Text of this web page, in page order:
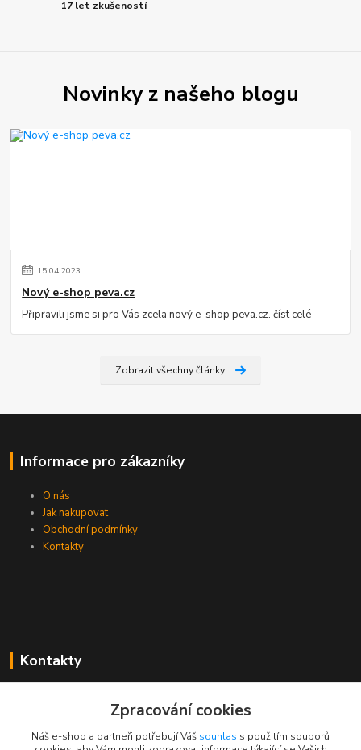
17 let zkušeností
Novinky z našeho blogu
15.04.2023
Nový e-shop peva.cz
Připravili jsme si pro Vás zcela nový e-shop peva.cz.číst celé
Zobrazit všechny články
Informace pro zákazníky
O nás
Jak nakupovat
Obchodní podmínky
Kontakty
Kontakty
+420 733 530 378
(Po-Pá, 8-15 hod.)
Zpracování cookies
Náš e-shop a partneři potřebují Váš souhlas s použitím souborů